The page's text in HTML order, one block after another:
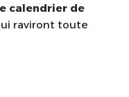
calendrier de
raviront toute